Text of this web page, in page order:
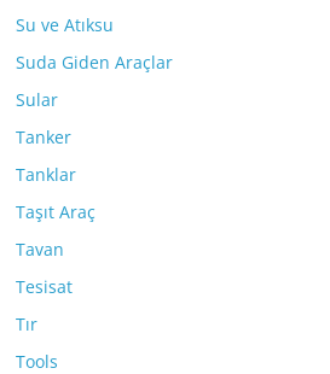
Su ve Atıksu
Suda Giden Araçlar
Sular
Tanker
Tanklar
Taşıt Araç
Tavan
Tesisat
Tır
Tools